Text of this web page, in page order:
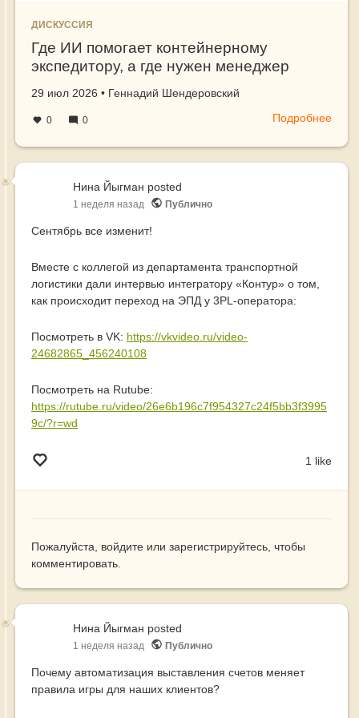
ДИСКУССИЯ
Где ИИ помогает контейнерному
экспедитору, а где нужен менеджер
Создано
29 июл 2026 •
автор Геннадий Шендеровский
0 0 Подробнее
ИИ
Нина Йыгман posted
1 неделя назад Публично
Сентябрь все изменит!
Вместе с коллегой из департамента транспортной
логистики дали интервью интегратору «Контур» о том,
как происходит переход на ЭПД у 3PL-оператора:
Посмотреть в VK: https://vkvideo.ru/video-
24682865_456240108
Посмотреть на Rutube:
https://rutube.ru/video/26e6b196c7f954327c24f5bb3f3995
9c/?r=wd
1 like
Пожалуйста, войдите или зарегистрируйтесь , чтобы
комментировать.
Нина Йыгман posted
1 неделя назад Публично
Почему автоматизация выставления счетов меняет
правила игры для наших клиентов?